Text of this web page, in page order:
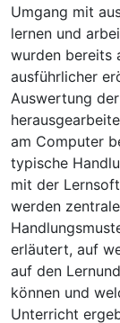
Umgang mit
lernen und
wurden bereits
ausführlicher
Auswertung
am Computer
typische
mit der
werden
erläutert, auf
auf den
können und
Unterricht